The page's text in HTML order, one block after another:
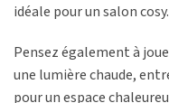
idéale pour un salon cosy.
Pensez également à
une lumière chaude,
pour un espace